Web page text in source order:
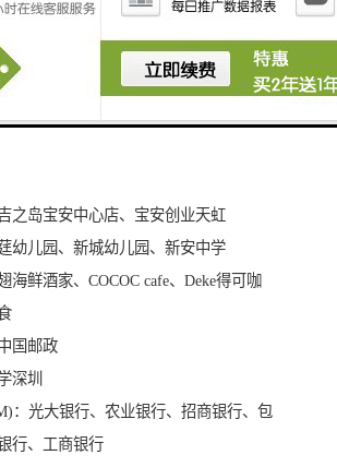
路供电及备用发电机,市政供水
停车位数量】地下车位数 720。【停车
个车位，全为地下停车
梯数量】客梯11个、货梯2个、扶梯0个
之岛宝安中心店、宝安创业天虹
幼儿园、新城幼儿园、新安中学
海鲜酒家、COCOC cafe、Deke得可咖
国邮政
深圳
：光大银行、农业银行、招商银行、包
行、工商银行